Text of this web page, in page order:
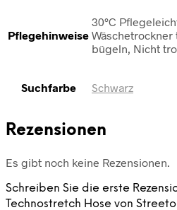
Pflegehinweise
30°C
bügeln, Nicht
Suchfarbe Schwarz
Rezensionen
Es gibt noch keine Rezensionen.
Schreiben Sie die erste
Technostretch Hose von